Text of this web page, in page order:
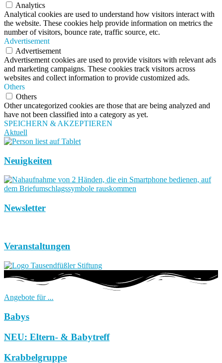
Analytics
Analytical cookies are used to understand how visitors interact with
the website. These cookies help provide information on metrics the
number of visitors, bounce rate, traffic source, etc.
Advertisement
Advertisement
Advertisement cookies are used to provide visitors with relevant ads
and marketing campaigns. These cookies track visitors across
websites and collect information to provide customized ads.
Others
Others
Other uncategorized cookies are those that are being analyzed and
have not been classified into a category as yet.
SPEICHERN & AKZEPTIEREN
Aktuell
Neuigkeiten
Newsletter
Veranstaltungen
Angebote für ...
Babys
NEU: Eltern- & Babytreff
Krabbelgruppe